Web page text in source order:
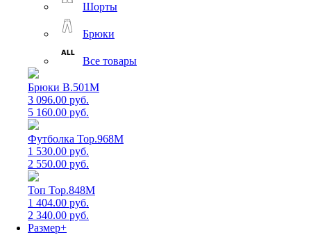
Шорты
Брюки
Все товары
Брюки B.501M
3 096.00 руб.
5 160.00 руб.
Футболка Top.968M
1 530.00 руб.
2 550.00 руб.
Топ Top.848M
1 404.00 руб.
2 340.00 руб.
Размер+